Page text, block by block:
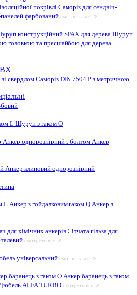
покрівлі Саморіз для сендвіч-
фарбований смотреть все
конструкційний SPAX для дерева Шуруп
головкою та пресшайбою для дерева
свердлом Саморіз DIN 7504 P з метричною
L Шуруп з гаком O
Анкер однорозпірний з болтом Анкер
Анкер клиновий однорозпірний
L Анкер з гойдалковим гаком Q Анкер з
для хімічних анкерів Сітчата гільза для
смотреть все
універсальний смотреть все
баранець з гаком OАнкер баранець з гаком
ALFA TURBO смотреть все